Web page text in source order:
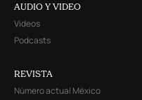
AUDIO Y VIDEO
Videos
Podcasts
REVISTA
Número actual México